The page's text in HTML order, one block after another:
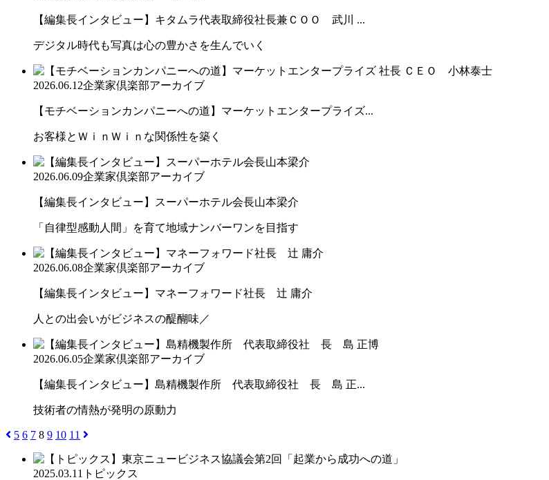
【編集長インタビュー】キタムラ代表取締役社長兼ＣＯＯ 武川 ...
デジタル時代も写真は心の豊かさを生んでいく
2026.06.12企業家倶楽部アーカイブ
【モチベーションカンパニーへの道】マーケットエンタープライズ...
お客様とＷｉｎＷｉｎな関係性を築く
2026.06.09企業家倶楽部アーカイブ
【編集長インタビュー】スーパーホテル会長山本梁介
「自律型感動人間」を育て地域ナンバーワンを目指す
2026.06.08企業家倶楽部アーカイブ
【編集長インタビュー】マネーフォワード社長 辻 庸介
人との出会いがビジネスの醍醐味／
2026.06.05企業家倶楽部アーカイブ
【編集長インタビュー】島精機製作所 代表取締役社 長 島 正...
技術者の情熱が発明の原動力
5 6 7 8 9 10 11
2025.03.11 トピックス